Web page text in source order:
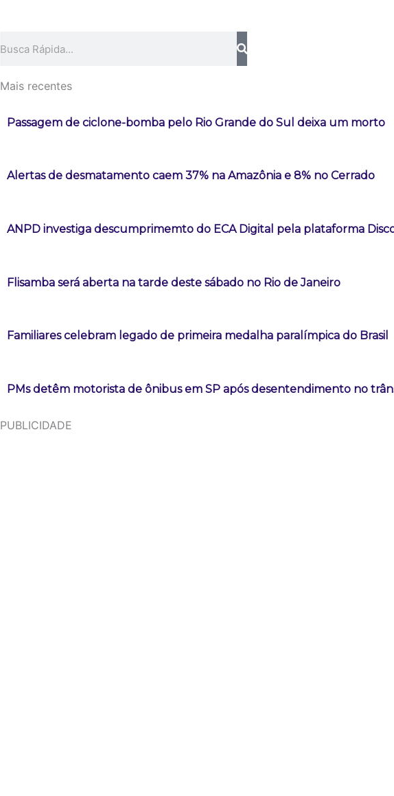
Mais recentes
Passagem de ciclone-bomba pelo Rio Grande do Sul deixa um morto
Alertas de desmatamento caem 37% na Amazônia e 8% no Cerrado
ANPD investiga descumprimemto do ECA Digital pela plataforma
Flisamba será aberta na tarde deste sábado no Rio de Janeiro
Familiares celebram legado de primeira medalha paralímpica do Brasil
PMs detêm motorista de ônibus em SP após desentendimento no
PUBLICIDADE